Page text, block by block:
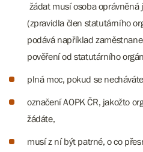
žádat musí osoba
(zpravidla člen statutárního
podává například
pověření od statutárního
plná moc, pokud se
označení AOPK ČR, jakožto
žádáte,
musí z ní být patrné, o co